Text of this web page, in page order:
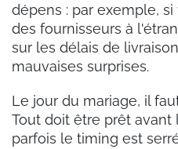
dépens : par exemple,
des fournisseurs à
sur les délais de
mauvaises surprises.
Le jour du mariage, il
Tout doit être prêt avant
parfois le timing est